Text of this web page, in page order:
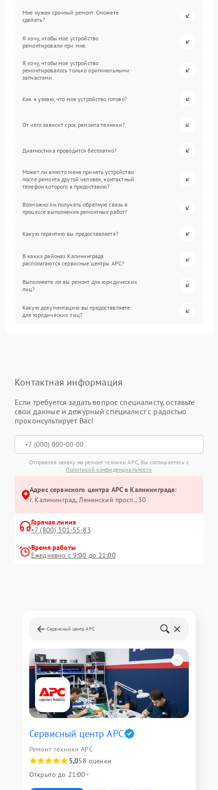
Мне нужен срочный ремонт. Сможете
сделать?
Я хочу, чтобы мое устройство
ремонтировали при мне.
Я хочу, чтобы мое устройство
ремонтировалось только оригинальными
запчастями.
Как я узнаю, что мое устройство готово?
От чего зависит срок ремонта техники?
Диагностика проводится бесплатно?
Может ли вместо меня принять устройство
после ремонта другой человек, контактный
телефон которого я предоставлю?
Возможно ли получать обратную связь в
процессе выполнения ремонтных работ?
Какую гарантию вы предоставляете?
В каких районах Калининграда
располагаются сервисные центры APC?
Выполняете ли вы ремонт для юридических
лиц?
Какую документацию вы предоставляете
для юридических лиц?
Контактная информация
Если требуется задать вопрос специалисту, оставьте
свои данные и дежурный специалист с радостью
проконсультирует Вас!
Отправляя заявку на ремонт техники APC, Вы соглашаетесь с
Политикой конфиденциальности
Адрес сервисного центра APC в Калининграде:
г. Калининград, Ленинский просп., 30
Горячая линия
+7 (800) 301-55-83
Время работы
Ежедневно с 9:00 до 21:00
Сервисный центр APC
Сервисный центр APC
Ремонт техники APC
5,058 оценки
Открыто до 21:00